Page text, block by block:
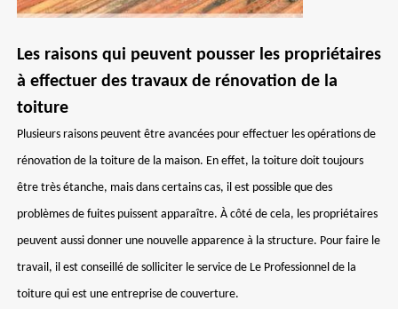
Les raisons qui peuvent pousser les propriétaires
à effectuer des travaux de rénovation de la
toiture
Plusieurs raisons peuvent être avancées pour effectuer les opérations de
rénovation de la toiture de la maison. En effet, la toiture doit toujours
être très étanche, mais dans certains cas, il est possible que des
problèmes de fuites puissent apparaître. À côté de cela, les propriétaires
peuvent aussi donner une nouvelle apparence à la structure. Pour faire le
travail, il est conseillé de solliciter le service de Le Professionnel de la
toiture qui est une entreprise de couverture.